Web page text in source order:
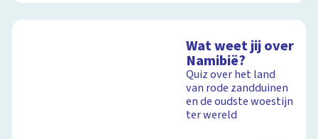
Wat weet jij over
Namibië?
Quiz over het land
van rode zandduinen
en de oudste woestijn
ter wereld